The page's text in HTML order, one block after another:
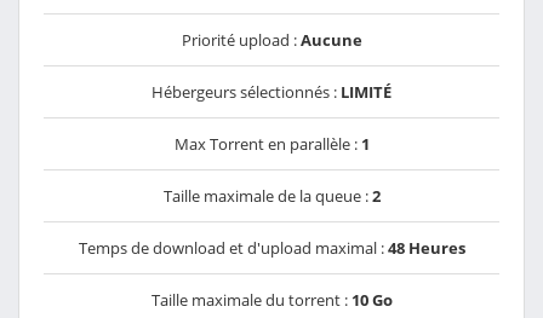
Priorité upload :Aucune
Hébergeurs sélectionnés : LIMITÉ
Max Torrent en parallèle : 1
Taille maximale de la queue :2
Temps de download et d'upload maximal :48 Heures
Taille maximale du torrent : 10 Go